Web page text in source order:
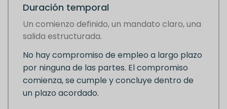
Duración temporal
Un comienzo definido, un mandato claro, una
salida estructurada.
No hay compromiso de empleo a largo plazo
por ninguna de las partes. El compromiso
comienza, se cumple y concluye dentro de
un plazo acordado.